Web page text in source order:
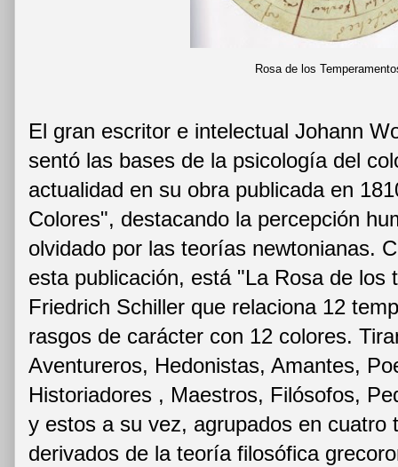
Rosa de los
El gran escritor e intelectual Johann
sentó las bases de la psicología del
actualidad en su obra publicada en
Colores", destacando la percepción
olvidado por las teorías newtonianas.
esta publicación, está "La Rosa de los
Friedrich Schiller que relaciona 12
rasgos de carácter con 12 colores.
Aventureros, Hedonistas, Amantes,
Historiadores , Maestros, Filósofos,
y estos a su vez, agrupados en cuatro
derivados de la teoría filosófica